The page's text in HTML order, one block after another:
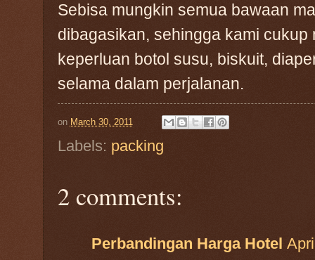
Sebisa mungkin semua bawaan
dibagasikan, sehingga kami
keperluan botol susu, biskuit,
selama dalam perjalanan.
on March 30, 2011
Labels: packing
2 comments:
Perbandingan Harga Hotel